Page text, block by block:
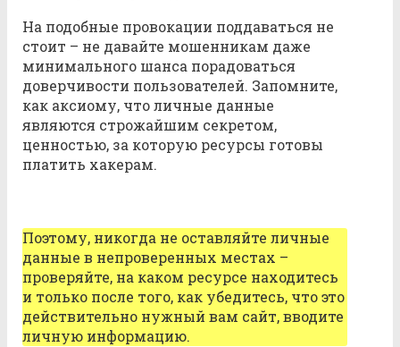
На подобные провокации поддаваться не
стоит – не давайте мошенникам даже
минимального шанса порадоваться
доверчивости пользователей. Запомните,
как аксиому, что личные данные
являются строжайшим секретом,
ценностью, за которую ресурсы готовы
платить хакерам.
Поэтому, никогда не оставляйте личные
данные в непроверенных местах –
проверяйте, на каком ресурсе находитесь
и только после того, как убедитесь, что это
действительно нужный вам сайт, вводите
личную информацию.